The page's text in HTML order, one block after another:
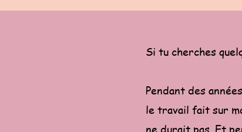
Si tu cherches
Pendant des
le travail fait sur
ne durait pas. Et